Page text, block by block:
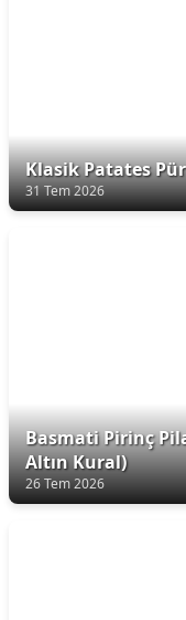
Klasik Patates
31 Tem 2026
Basmati Pirinç
Altın Kural)
26 Tem 2026